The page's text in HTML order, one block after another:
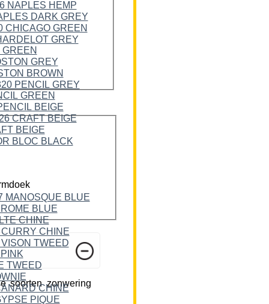
soorten zonwering